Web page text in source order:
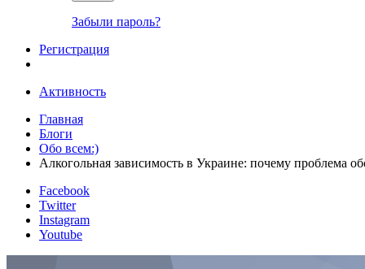
Забыли пароль?
Регистрация
Активность
Главная
Блоги
Обо всем:)
Алкогольная зависимость в Украине: почему проблема
Facebook
Twitter
Instagram
Youtube